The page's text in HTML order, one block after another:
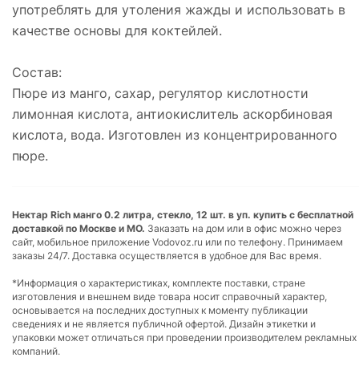
употреблять для утоления жажды и использовать в
качестве основы для коктейлей.
Состав:
Пюре из манго, сахар, регулятор кислотности
лимонная кислота, антиокислитель аскорбиновая
кислота, вода. Изготовлен из концентрированного
пюре.
Нектар Rich манго 0.2 литра, стекло, 12 шт. в уп. купить с бесплатной
доставкой по Москве и МО. Заказать на дом или в офис можно через
сайт, мобильное приложение Vodovoz.ru или по телефону. Принимаем
заказы 24/7. Доставка осуществляется в удобное для Вас время.
*Информация о характеристиках, комплекте поставки, стране
изготовления и внешнем виде товара носит справочный характер,
основывается на последних доступных к моменту публикации
сведениях и не является публичной офертой. Дизайн этикетки и
упаковки может отличаться при проведении производителем рекламных
компаний.